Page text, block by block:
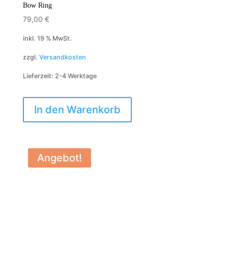
Bow Ring
79,00 €
inkl. 19 % MwSt.
zzgl. Versandkosten
Lieferzeit: 2-4 Werktage
In den Warenkorb
Angebot!